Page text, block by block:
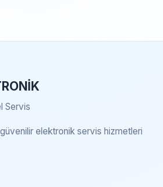
Servis
güvenilir elektronik servis hizmetleri